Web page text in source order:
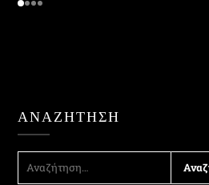
ΑΝΑΖΉΤΗΣΗ
ΓΙΑ: